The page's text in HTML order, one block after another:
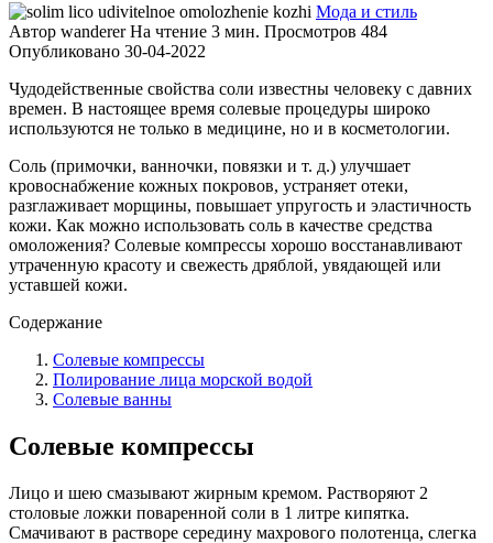
Мода и стиль
Автор wanderer На чтение 3 мин. Просмотров 484
Опубликовано 30-04-2022
Чудодейственные свойства соли известны человеку с давних
времен. В настоящее время солевые процедуры широко
используются не только в медицине, но и в косметологии.
Соль (примочки, ванночки, повязки и т. д.) улучшает
кровоснабжение кожных покровов, устраняет отеки,
разглаживает морщины, повышает упругость и эластичность
кожи. Как можно использовать соль в качестве средства
омоложения? Солевые компрессы хорошо восстанавливают
утраченную красоту и свежесть дряблой, увядающей или
уставшей кожи.
Содержание
Солевые компрессы
Полирование лица морской водой
Солевые ванны
Солевые компрессы
Лицо и шею смазывают жирным кремом. Растворяют 2
столовые ложки поваренной соли в 1 литре кипятка.
Смачивают в растворе середину махрового полотенца, слегка